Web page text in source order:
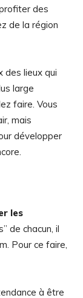
des
de la région
des lieux qui
large
faire. Vous
mais
développer
les
de chacun, il
Pour ce faire,
à être